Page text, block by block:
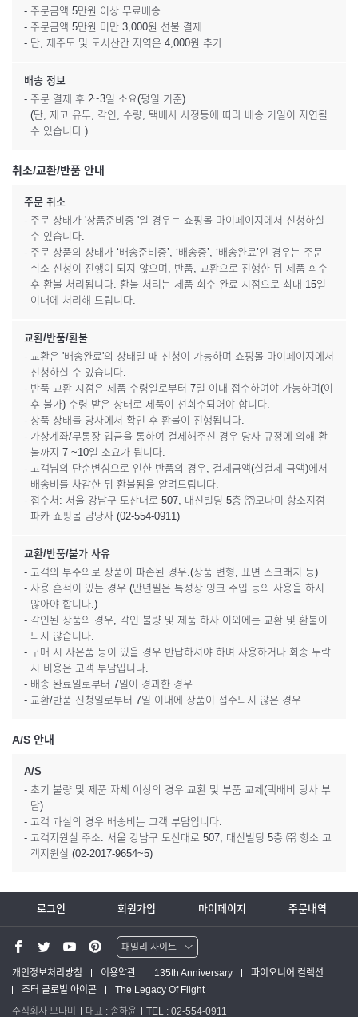
- 주문금액 5만원 이상 무료배송
- 주문금액 5만원 미만 3,000원 선불 결제
- 단, 제주도 및 도서산간 지역은 4,000원 추가
배송 정보
- 주문 결제 후 2~3일 소요(평일 기준)
(단, 재고 유무, 각인, 수량, 택배사 사정등에 따라 배송 기일이 지연될
수 있습니다.)
취소/교환/반품 안내
주문 취소
- 주문 상태가 '상품준비중 '일 경우는 쇼핑몰 마이페이지에서 신청하실
수 있습니다.
- 주문 상품의 상태가 ‘배송준비중’, ‘배송중’, ‘배송완료’인 경우는 주문
취소 신청이 진행이 되지 않으며, 반품, 교환으로 진행한 뒤 제품 회수
후 환불 처리됩니다. 환불 처리는 제품 회수 완료 시점으로 최대 15일
이내에 처리해 드립니다.
교환/반품/환불
- 교환은 '배송완료'의 상태일 때 신청이 가능하며 쇼핑몰 마이페이지에서
신청하실 수 있습니다.
- 반품 교환 시점은 제품 수령일로부터 7일 이내 접수하여야 가능하며(이
후 불가) 수령 받은 상태로 제품이 선회수되어야 합니다.
- 상품 상태를 당사에서 확인 후 환불이 진행됩니다.
- 가상계좌/무통장 입금을 통하여 결제해주신 경우 당사 규정에 의해 환
불까지 7 ~10일 소요가 됩니다.
- 고객님의 단순변심으로 인한 반품의 경우, 결제금액(실결제 금액)에서
배송비를 차감한 뒤 환불됨을 알려드립니다.
- 접수처: 서울 강남구 도산대로 507, 대신빌딩 5층 ㈜모나미 항소지점
파카 쇼핑몰 담당자 (02-554-0911)
교환/반품/불가 사유
- 고객의 부주의로 상품이 파손된 경우.(상품 변형, 표면 스크래치 등)
- 사용 흔적이 있는 경우 (만년필은 특성상 잉크 주입 등의 사용을 하지
않아야 합니다.)
- 각인된 상품의 경우, 각인 불량 및 제품 하자 이외에는 교환 및 환불이
되지 않습니다.
- 구매 시 사은품 등이 있을 경우 반납하셔야 하며 사용하거나 회송 누락
시 비용은 고객 부담입니다.
- 배송 완료일로부터 7일이 경과한 경우
- 교환/반품 신청일로부터 7일 이내에 상품이 접수되지 않은 경우
A/S 안내
A/S
- 초기 불량 및 제품 자체 이상의 경우 교환 및 부품 교체(택배비 당사 부
담)
- 고객 과실의 경우 배송비는 고객 부담입니다.
- 고객지원실 주소: 서울 강남구 도산대로 507, 대신빌딩 5층 ㈜ 항소 고
객지원실 (02-2017-9654~5)
로그인 회원가입 마이페이지 주문내역
패밀리 사이트
워터맨 쇼핑몰
파카 글로벌
개인정보처리방침 이용약관 135th Anniversary
파이오니어 컬렉션
조터 글로벌 아이콘
The Legacy Of Flight
주식회사 모나미
대표 : 송하윤 TEL : 02-554-0911